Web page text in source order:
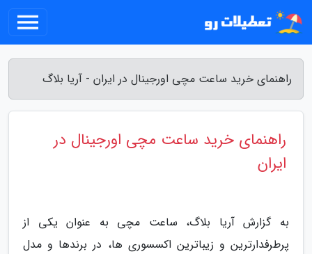
راهنمای خرید ساعت مچی اورجینال در ایران - آریا بلاگ
راهنمای خرید ساعت مچی اورجینال در
ایران
به گزارش آریا بلاگ، ساعت مچی به عنوان یکی از
پرطرفدارترین و زیباترین اکسسوری ها، در برندها و مدل